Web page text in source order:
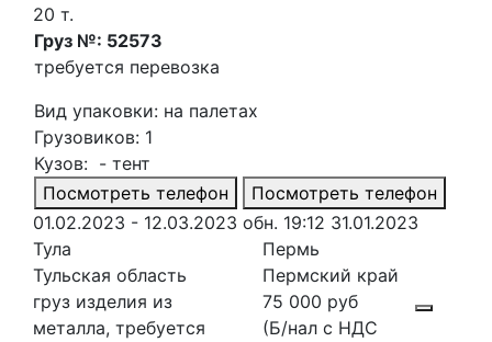
20 т.
Груз №: 52573
требуется перевозка
Вид упаковки: на палетах
Грузовиков: 1
Кузов: - тент
Посмотреть телефон
Посмотреть телефон
01.02.2023 - 12.03.2023 обн. 19:12 31.01.2023
Тула
Тульская область
Пермь
Пермский край
груз изделия из
металла, требуется
75 000 руб
(Б/нал с НДС